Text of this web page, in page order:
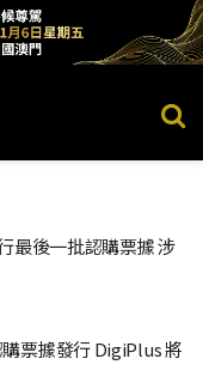
最後一批認購票據 涉
票據發行 DigiPlus 將